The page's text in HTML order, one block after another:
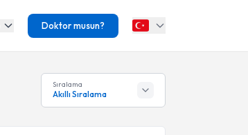
Doktor musun?
Sıralama
Akıllı Sıralama